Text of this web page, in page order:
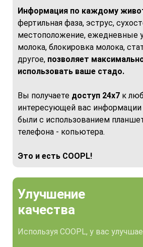
Информация по каждому
фертильная фаза, эструс,
местоположение, ежедневные
молока, блокировка молока,
другое, позволяет
использовать ваше стадо.
Вы получаете доступ 24x7 к
интересующей вас
были с использованием
телефона - копьютера.
Это и есть COOPL!
Улучшение
качества
Используя COOPL, у вас